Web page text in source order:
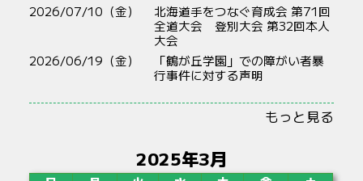
2026/07/10（金）
北海道手をつなぐ育成会 第71回
全道大会 登別大会 第32回本人
大会
2026/06/19（金）
「鶴が丘学園」での障がい者暴
行事件に対する声明
もっと見る
2025年3月